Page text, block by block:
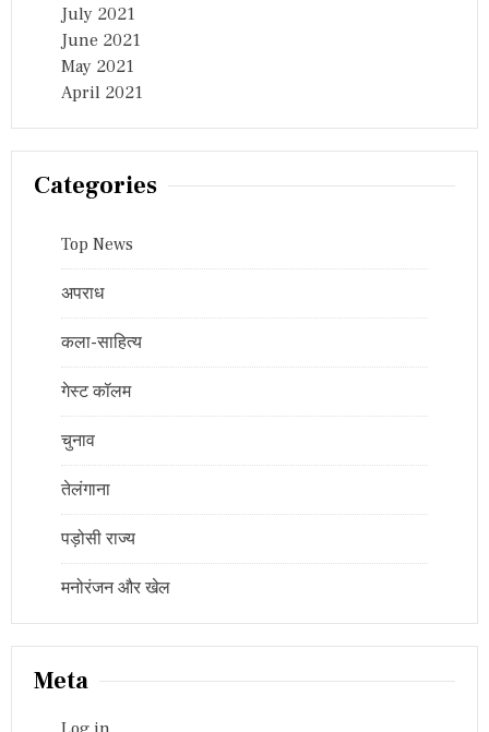
July 2021
June 2021
May 2021
April 2021
Categories
Top News
अपराध
कला-साहित्य
गेस्ट कॉलम
चुनाव
तेलंगाना
पड़ोसी राज्य
मनोरंजन और खेल
Meta